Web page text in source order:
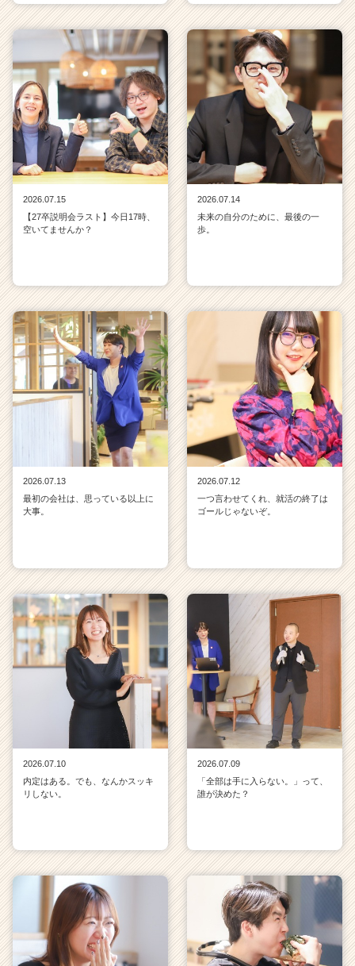
2026.07.15
【27卒説明会ラスト】今日17時、
空いてませんか？
2026.07.14
未来の自分のために、最後の一
歩。
2026.07.13
最初の会社は、思っている以上に
大事。
2026.07.12
一つ言わせてくれ、就活の終了は
ゴールじゃないぞ。
2026.07.10
内定はある。でも、なんかスッキ
リしない。
2026.07.09
「全部は手に入らない。」って、
誰が決めた？